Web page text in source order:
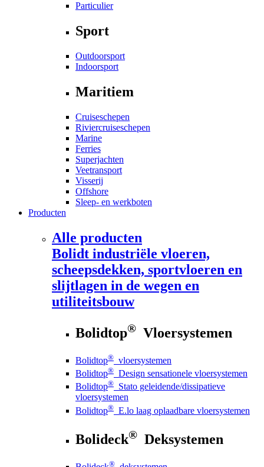
Particulier
Sport
Outdoorsport
Indoorsport
Maritiem
Cruiseschepen
Riviercruiseschepen
Marine
Ferries
Superjachten
Veetransport
Visserij
Offshore
Sleep- en werkboten
Producten
Alle producten
Bolidt industriële vloeren,
scheepsdekken, sportvloeren en
slijtlagen in de wegen en
utiliteitsbouw
Bolidtop® Vloersystemen
Bolidtop® vloersystemen
Bolidtop® Design sensationele vloersystemen
Bolidtop® Stato geleidende/dissipatieve
vloersystemen
Bolidtop® E.lo laag oplaadbare vloersystemen
Bolideck® Deksystemen
®